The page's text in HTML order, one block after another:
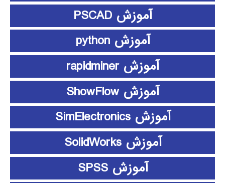
آموزش PSCAD
آموزش python
آموزش rapidminer
آموزش ShowFlow
آموزش SimElectronics
آموزش SolidWorks
آموزش SPSS